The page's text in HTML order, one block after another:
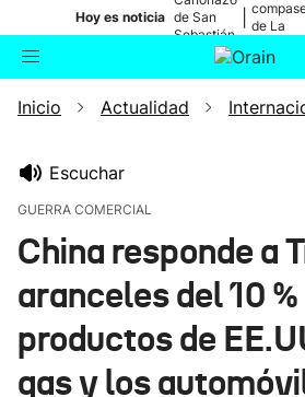
Hoy es noticia de San
Sebastián
de La
Buscador Actualidad
Ikusmiran
Eguraldia
Inicio Actualidad
Escuchar
GUERRA COMERCIAL
China responde a
aranceles del 10 %
productos de
gas y los